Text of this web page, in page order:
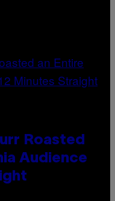
Roasted
Audience